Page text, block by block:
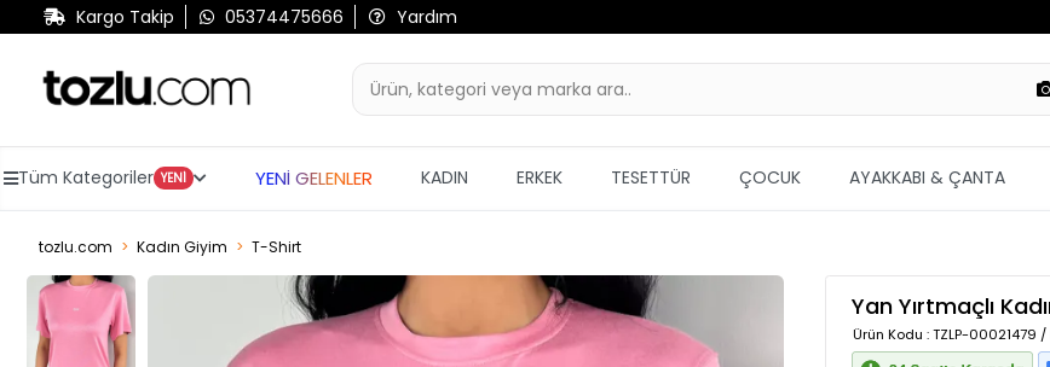
Kargo Takip 05374475666 Yardım
Tüm Kategoriler YENİ YENİ GELENLER KADIN ERKEK TESETTÜR ÇOCUK AYAKKABI & ÇANTA
tozlu.com Kadın Giyim T-Shirt
Yan Yırtmaçlı
Ürün Kodu : TZLP-00021479